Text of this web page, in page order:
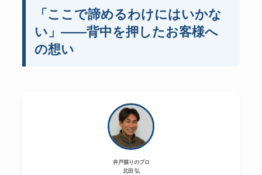
「ここで諦めるわけにはいかな
い」――背中を押したお客様へ
の想い
井戸掘りのプロ
北田 弘